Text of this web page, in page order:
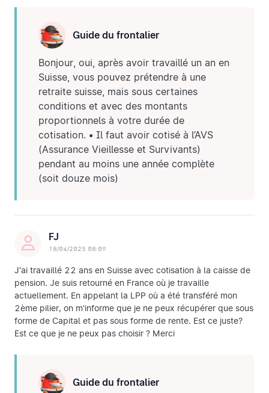
Guide du frontalier
Bonjour, oui, après avoir travaillé un an en
Suisse, vous pouvez prétendre à une
retraite suisse, mais sous certaines
conditions et avec des montants
proportionnels à votre durée de
cotisation. • Il faut avoir cotisé à l’AVS
(Assurance Vieillesse et Survivants)
pendant au moins une année complète
(soit douze mois)
FJ
18/04/2025 08:09
J'ai travaillé 22 ans en Suisse avec cotisation à la caisse de
pension. Je suis retourné en France où je travaille
actuellement. En appelant la LPP où a été transféré mon
2ème pilier, on m'informe que je ne peux récupérer que sous
forme de Capital et pas sous forme de rente. Est ce juste?
Est ce que je ne peux pas choisir ? Merci
Guide du frontalier